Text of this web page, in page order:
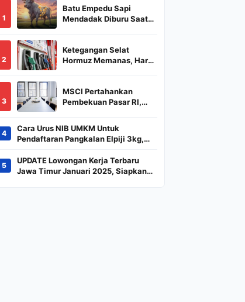
1
Batu Empedu Sapi
Mendadak Diburu Saat
Puluhan Juta
2
Ketegangan Selat
Hormuz Memanas, Harga
3
MSCI Pertahankan
Pembekuan Pasar RI,
Indeks
4
Cara Urus NIB UMKM Untuk
Pendaftaran Pangkalan Elpiji 3kg,
Kilogram
5
UPDATE Lowongan Kerja Terbaru
Jawa Timur Januari 2025, Siapkan